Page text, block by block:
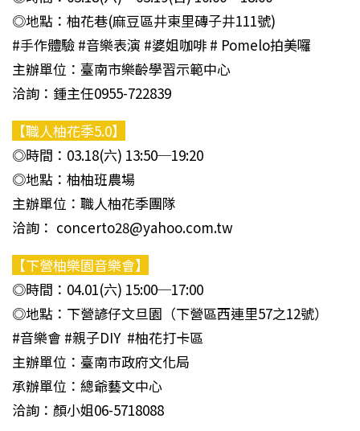
◎地點：柚花巷(麻豆區井東里磚子井111號)
#手作體驗 #音樂表演 #婆姐咖啡 # Pomelo拍美囉
主辦單位：臺南市樂齡學習示範中心
洽詢：鍾主任0955-722839
【職人柚花季5.0】
◎時間：03.18(六) 13:50─19:20
◎地點：柚柚班農場
主辦單位：職人柚花季團隊
洽詢： concerto28@yahoo.com.tw
【下營柚樂園音樂會】
◎時間：04.01(六) 15:00─17:00
◎地點：下營諺仔文旦園（下營區西連里57之12號）
#音樂會 #親子DIY #柚花打卡區
主辦單位：臺南市政府文化局
承辦單位：總爺藝文中心
洽詢：顏小姐06-5718088